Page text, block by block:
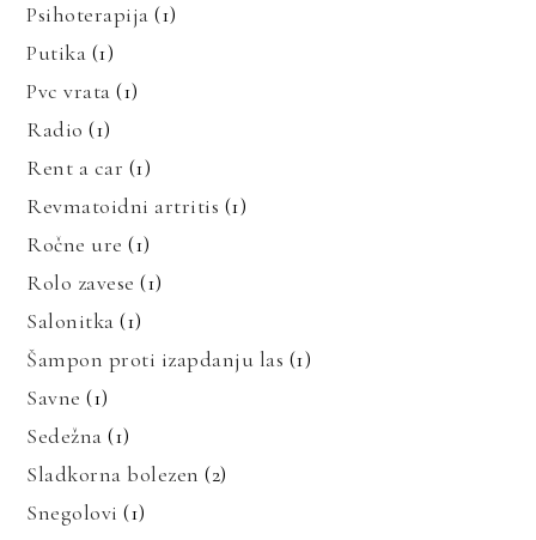
Psihoterapija (1)
Putika (1)
Pvc vrata (1)
Radio (1)
Rent a car (1)
Revmatoidni artritis (1)
Ročne ure (1)
Rolo zavese (1)
Salonitka (1)
Šampon proti izapdanju las (1)
Savne (1)
Sedežna (1)
Sladkorna bolezen (2)
Snegolovi (1)